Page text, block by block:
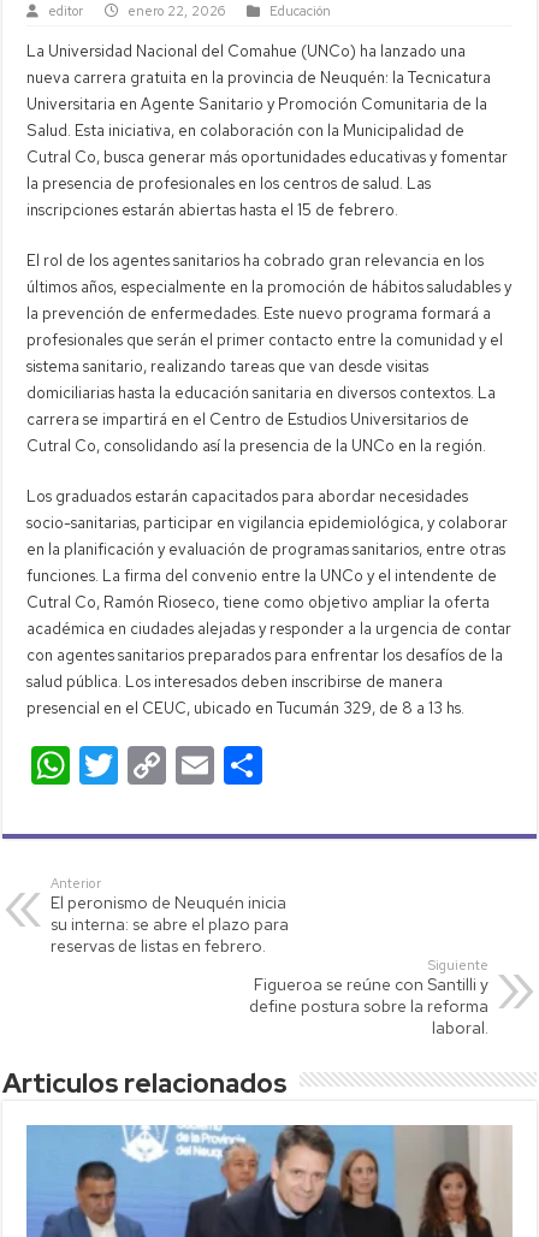
editor enero 22, 2026 Educación
La Universidad Nacional del Comahue (UNCo) ha lanzado una
nueva carrera gratuita en la provincia de Neuquén: la Tecnicatura
Universitaria en Agente Sanitario y Promoción Comunitaria de la
Salud. Esta iniciativa, en colaboración con la Municipalidad de
Cutral Co, busca generar más oportunidades educativas y fomentar
la presencia de profesionales en los centros de salud. Las
inscripciones estarán abiertas hasta el 15 de febrero.
El rol de los agentes sanitarios ha cobrado gran relevancia en los
últimos años, especialmente en la promoción de hábitos saludables y
la prevención de enfermedades. Este nuevo programa formará a
profesionales que serán el primer contacto entre la comunidad y el
sistema sanitario, realizando tareas que van desde visitas
domiciliarias hasta la educación sanitaria en diversos contextos. La
carrera se impartirá en el Centro de Estudios Universitarios de
Cutral Co, consolidando así la presencia de la UNCo en la región.
Los graduados estarán capacitados para abordar necesidades
socio-sanitarias, participar en vigilancia epidemiológica, y colaborar
en la planificación y evaluación de programas sanitarios, entre otras
funciones. La firma del convenio entre la UNCo y el intendente de
Cutral Co, Ramón Rioseco, tiene como objetivo ampliar la oferta
académica en ciudades alejadas y responder a la urgencia de contar
con agentes sanitarios preparados para enfrentar los desafíos de la
salud pública. Los interesados deben inscribirse de manera
presencial en el CEUC, ubicado en Tucumán 329, de 8 a 13 hs.
W
at
s
A
p
T
tt
C
p
Li
nk
E
ail m
ar
tir
Anterior
El peronismo de Neuquén inicia
su interna: se abre el plazo para
reservas de listas en febrero.
Siguiente
Figueroa se reúne con Santilli y
define postura sobre la reforma
laboral.
Articulos relacionados